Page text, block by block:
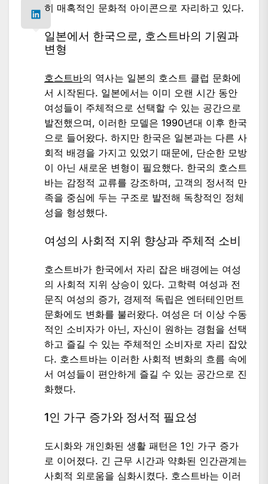
히 매혹적인 문화적 아이콘으로 자리하고 있다.
일본에서 한국으로, 호스트바의 기원과
변형
호스트바의 역사는 일본의 호스트 클럽 문화에
서 시작된다. 일본에서는 이미 오랜 시간 동안
여성들이 주체적으로 선택할 수 있는 공간으로
발전했으며, 이러한 모델은 1990년대 이후 한국
으로 들어왔다. 하지만 한국은 일본과는 다른 사
회적 배경을 가지고 있었기 때문에, 단순한 모방
이 아닌 새로운 변형이 필요했다. 한국의 호스트
바는 감정적 교류를 강조하며, 고객의 정서적 만
족을 중심에 두는 구조로 발전해 독창적인 정체
성을 형성했다.
여성의 사회적 지위 향상과 주체적 소비
호스트바가 한국에서 자리 잡은 배경에는 여성
의 사회적 지위 상승이 있다. 고학력 여성과 전
문직 여성의 증가, 경제적 독립은 엔터테인먼트
문화에도 변화를 불러왔다. 여성은 더 이상 수동
적인 소비자가 아닌, 자신이 원하는 경험을 선택
하고 즐길 수 있는 주체적인 소비자로 자리 잡았
다. 호스트바는 이러한 사회적 변화의 흐름 속에
서 여성들이 편안하게 즐길 수 있는 공간으로 진
화했다.
1인 가구 증가와 정서적 필요성
도시화와 개인화된 생활 패턴은 1인 가구 증가
로 이어졌다. 긴 근무 시간과 약화된 인간관계는
사회적 외로움을 심화시켰다. 호스트바는 이러